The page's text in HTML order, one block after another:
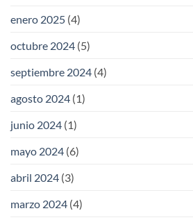
enero 2025 (4)
octubre 2024 (5)
septiembre 2024 (4)
agosto 2024 (1)
junio 2024 (1)
mayo 2024 (6)
abril 2024 (3)
marzo 2024 (4)